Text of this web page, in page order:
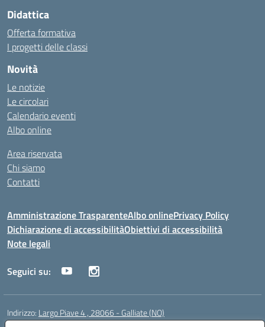
Didattica
Offerta formativa
I progetti delle classi
Novità
Le notizie
Le circolari
Calendario eventi
Albo online
Area riservata
Chi siamo
Contatti
Amministrazione TrasparenteAlbo onlinePrivacy Policy
Dichiarazione di accessibilitàObiettivi di accessibilità
Note legali
Seguici su:
Indirizzo: Largo Piave 4 , 28066 - Galliate (NO)